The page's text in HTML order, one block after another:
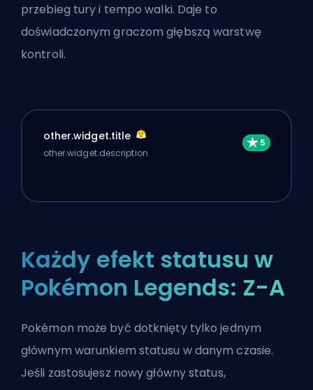
przebieg tury i tempo walki. Daje to
doświadczonym graczom głębszą warstwę
kontroli.
other.widget.title
other.widget.description
Każdy efekt statusu w
Pokémon Legends: Z-A
Pokémon może być dotknięty tylko jednym
głównym warunkiem statusu w danym czasie.
Jeśli zastosujesz nowy główny status,